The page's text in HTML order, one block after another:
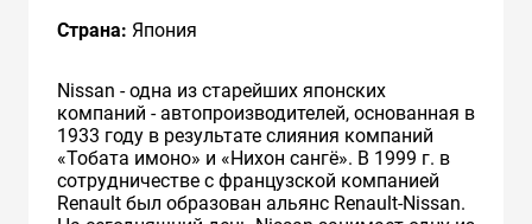
Страна: Япония
Nissan - одна из старейших японских
компаний - автопроизводителей, основанная в
1933 году в результате слияния компаний
«Тобата имоно» и «Нихон сангё». В 1999 г. в
сотрудничестве с французcкой компанией
Renault был образован альянс Renault-Nissan.